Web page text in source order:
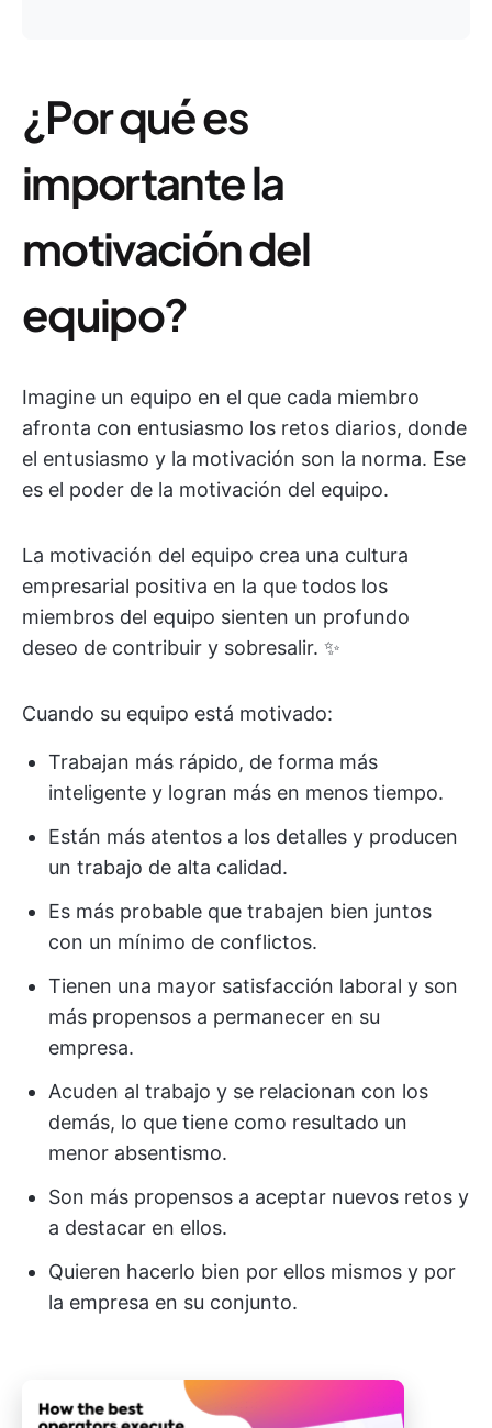
¿Por qué es
importante la
motivación del
equipo?
Imagine un equipo en el que cada miembro
afronta con entusiasmo los retos diarios, donde
el entusiasmo y la motivación son la norma. Ese
es el poder de la motivación del equipo.
La motivación del equipo crea una cultura
empresarial positiva en la que todos los
miembros del equipo sienten un profundo
deseo de contribuir y sobresalir. ✨
Cuando su equipo está motivado:
Trabajan más rápido, de forma más
inteligente y logran más en menos tiempo.
Están más atentos a los detalles y producen
un trabajo de alta calidad.
Es más probable que trabajen bien juntos
con un mínimo de conflictos.
Tienen una mayor satisfacción laboral y son
más propensos a permanecer en su
empresa.
Acuden al trabajo y se relacionan con los
demás, lo que tiene como resultado un
menor absentismo.
Son más propensos a aceptar nuevos retos y
a destacar en ellos.
Quieren hacerlo bien por ellos mismos y por
la empresa en su conjunto.